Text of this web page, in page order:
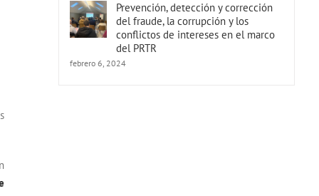
Prevención, detección y corrección
del fraude, la corrupción y los
conflictos de intereses en el marco
del PRTR
febrero 6, 2024